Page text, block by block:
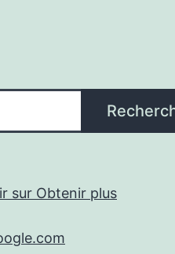
sur Obtenir plus